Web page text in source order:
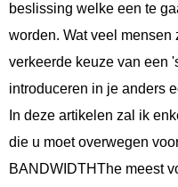
beslissing welke een te
worden. Wat veel
verkeerde keuze van een
introduceren in je anders
In deze artikelen zal ik
die u moet overwegen
BANDWIDTHThe meest